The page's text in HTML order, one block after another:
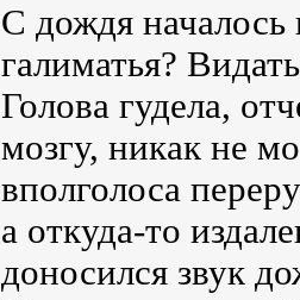
С дождя
галиматья?
Голова гудела,
мозгу, никак не
вполголоса
а откуда-то
доносился звук